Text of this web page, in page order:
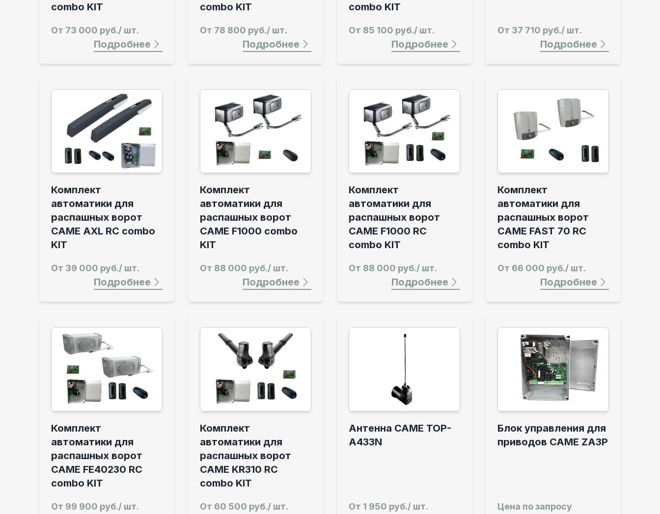
combo KIT
От 73 000 руб./ шт.
Подробнее
combo KIT
От 78 800 руб./ шт.
Подробнее
combo KIT
От 85 100 руб./ шт.
Подробнее
От 37 710 руб./ шт.
Подробнее
Комплект
автоматики для
распашных ворот
CAME AXL RC combo
KIT
От 39 000 руб./ шт.
Подробнее
Комплект
автоматики для
распашных ворот
CAME F1000 combo
KIT
От 88 000 руб./ шт.
Подробнее
Комплект
автоматики для
распашных ворот
CAME F1000 RC
combo KIT
От 88 000 руб./ шт.
Подробнее
Комплект
автоматики для
распашных ворот
CAME FAST 70 RC
combo KIT
От 66 000 руб./ шт.
Подробнее
Комплект
автоматики для
распашных ворот
CAME FE40230 RC
combo KIT
От 99 900 руб./ шт.
Комплект
автоматики для
распашных ворот
CAME KR310 RC
combo KIT
От 60 500 руб./ шт.
Антенна CAME TOP-
A433N
От 1 950 руб./ шт.
Блок управления для
приводов CAME ZA3P
Цена по запросу